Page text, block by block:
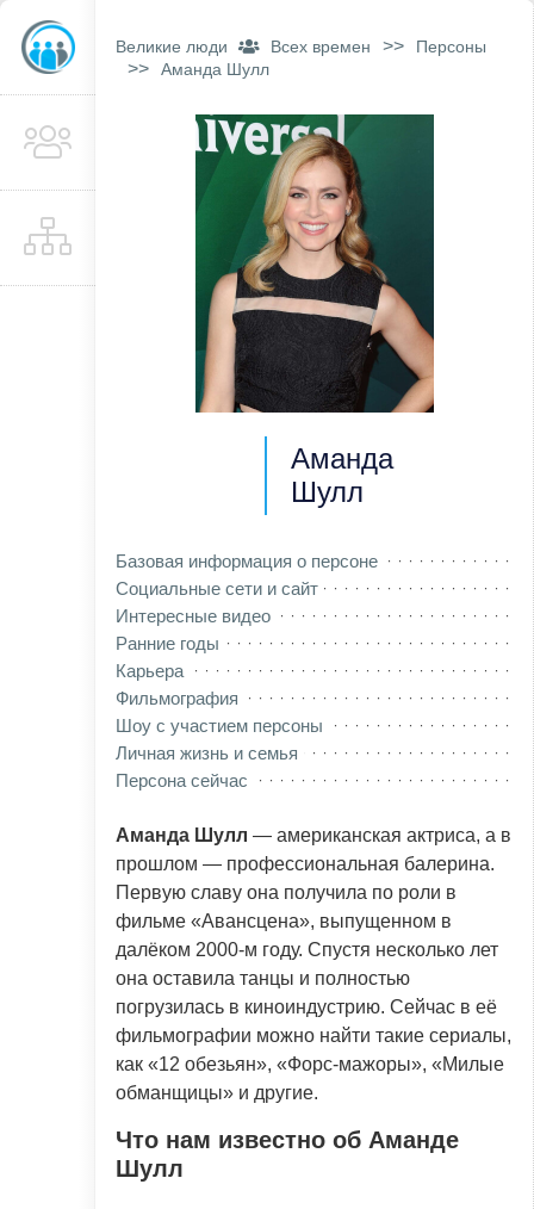
Великие люди Всех времен >> Персоны
>> Аманда Шулл
Аманда
Шулл
Базовая информация о персоне
Социальные сети и сайт
Интересные видео
Ранние годы
Карьера
Фильмография
Шоу с участием персоны
Личная жизнь и семья
Персона сейчас
Аманда Шулл — американская актриса, а в
прошлом — профессиональная балерина.
Первую славу она получила по роли в
фильме «Авансцена», выпущенном в
далёком 2000-м году. Спустя несколько лет
она оставила танцы и полностью
погрузилась в киноиндустрию. Сейчас в её
фильмографии можно найти такие сериалы,
как «12 обезьян», «Форс-мажоры», «Милые
обманщицы» и другие.
Что нам известно об Аманде
Шулл